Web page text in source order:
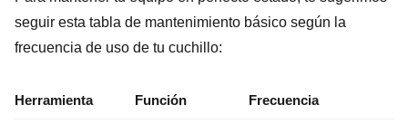
seguir esta tabla de mantenimiento básico según la
frecuencia de uso de tu cuchillo:
Herramienta Función Frecuencia